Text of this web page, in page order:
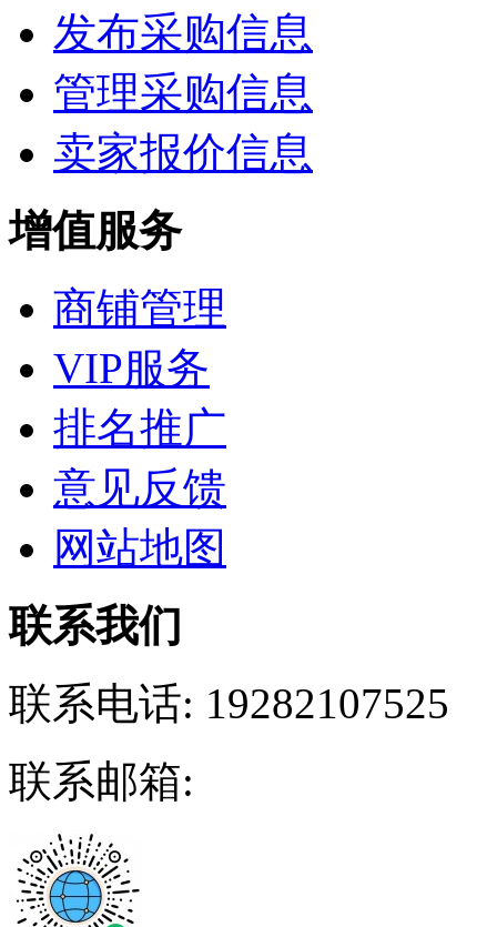
发布采购信息
管理采购信息
卖家报价信息
增值服务
商铺管理
VIP服务
排名推广
意见反馈
网站地图
联系我们
联系电话: 19282107525
联系邮箱: